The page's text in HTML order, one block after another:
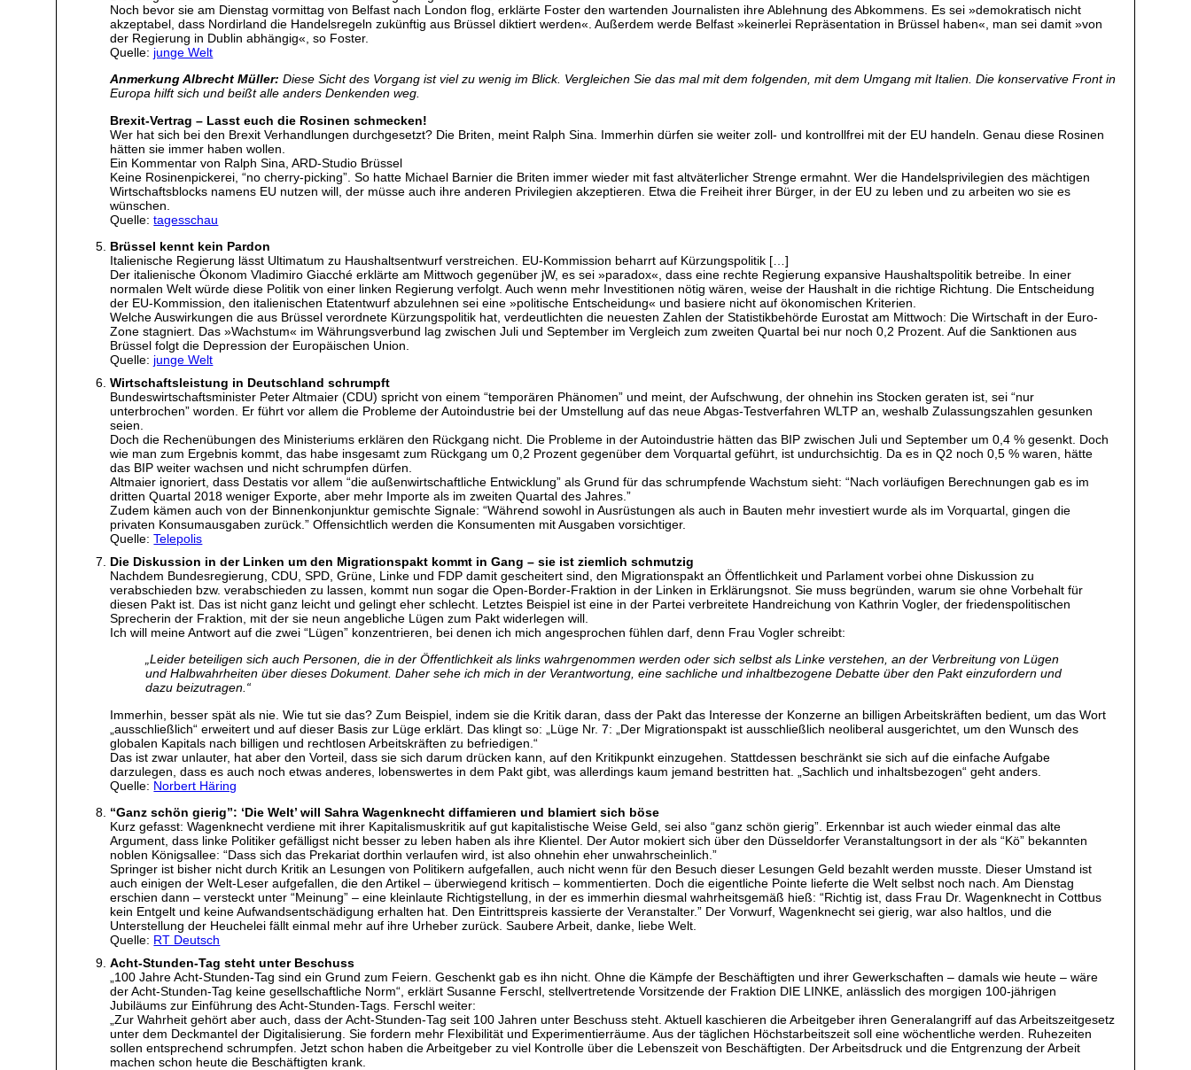
Noch bevor sie am Dienstag vormittag von Belfast nach London flog, erklärte Foster den wartenden Journalisten ihre Ablehnung des Abkommens. Es sei »demokratisch nicht
akzeptabel, dass Nordirland die Handelsregeln zukünftig aus Brüssel diktiert werden«. Außerdem werde Belfast »keinerlei Repräsentation in Brüssel haben«, man sei damit »von
der Regierung in Dublin abhängig«, so Foster.
Quelle: junge Welt
Anmerkung Albrecht Müller: Diese Sicht des Vorgang ist viel zu wenig im Blick. Vergleichen Sie das mal mit dem folgenden, mit dem Umgang mit Italien. Die konservative Front in
Europa hilft sich und beißt alle anders Denkenden weg.
Brexit-Vertrag – Lasst euch die Rosinen schmecken!
Wer hat sich bei den Brexit Verhandlungen durchgesetzt? Die Briten, meint Ralph Sina. Immerhin dürfen sie weiter zoll- und kontrollfrei mit der EU handeln. Genau diese Rosinen
hätten sie immer haben wollen.
Ein Kommentar von Ralph Sina, ARD-Studio Brüssel
Keine Rosinenpickerei, “no cherry-picking”. So hatte Michael Barnier die Briten immer wieder mit fast altväterlicher Strenge ermahnt. Wer die Handelsprivilegien des mächtigen
Wirtschaftsblocks namens EU nutzen will, der müsse auch ihre anderen Privilegien akzeptieren. Etwa die Freiheit ihrer Bürger, in der EU zu leben und zu arbeiten wo sie es
wünschen.
Quelle:tagesschau
Brüssel kennt kein Pardon
Italienische Regierung lässt Ultimatum zu Haushaltsentwurf verstreichen. EU-Kommission beharrt auf Kürzungspolitik […]
Der italienische Ökonom Vladimiro Giacché erklärte am Mittwoch gegenüber jW, es sei »paradox«, dass eine rechte Regierung expansive Haushaltspolitik betreibe. In einer
normalen Welt würde diese Politik von einer linken Regierung verfolgt. Auch wenn mehr Investitionen nötig wären, weise der Haushalt in die richtige Richtung. Die Entscheidung
der EU-Kommission, den italienischen Etatentwurf abzulehnen sei eine »politische Entscheidung« und basiere nicht auf ökonomischen Kriterien.
Welche Auswirkungen die aus Brüssel verordnete Kürzungspolitik hat, verdeutlichten die neuesten Zahlen der Statistikbehörde Eurostat am Mittwoch: Die Wirtschaft in der Euro-
Zone stagniert. Das »Wachstum« im Währungsverbund lag zwischen Juli und September im Vergleich zum zweiten Quartal bei nur noch 0,2 Prozent. Auf die Sanktionen aus
Brüssel folgt die Depression der Europäischen Union.
Quelle: junge Welt
Wirtschaftsleistung in Deutschland schrumpft
Bundeswirtschaftsminister Peter Altmaier (CDU) spricht von einem “temporären Phänomen” und meint, der Aufschwung, der ohnehin ins Stocken geraten ist, sei “nur
unterbrochen” worden. Er führt vor allem die Probleme der Autoindustrie bei der Umstellung auf das neue Abgas-Testverfahren WLTP an, weshalb Zulassungszahlen gesunken
seien.
Doch die Rechenübungen des Ministeriums erklären den Rückgang nicht. Die Probleme in der Autoindustrie hätten das BIP zwischen Juli und September um 0,4 % gesenkt. Doch
wie man zum Ergebnis kommt, das habe insgesamt zum Rückgang um 0,2 Prozent gegenüber dem Vorquartal geführt, ist undurchsichtig. Da es in Q2 noch 0,5 % waren, hätte
das BIP weiter wachsen und nicht schrumpfen dürfen.
Altmaier ignoriert, dass Destatis vor allem “die außenwirtschaftliche Entwicklung” als Grund für das schrumpfende Wachstum sieht: “Nach vorläufigen Berechnungen gab es im
dritten Quartal 2018 weniger Exporte, aber mehr Importe als im zweiten Quartal des Jahres.”
Zudem kämen auch von der Binnenkonjunktur gemischte Signale: “Während sowohl in Ausrüstungen als auch in Bauten mehr investiert wurde als im Vorquartal, gingen die
privaten Konsumausgaben zurück.” Offensichtlich werden die Konsumenten mit Ausgaben vorsichtiger.
Quelle:Telepolis
Die Diskussion in der Linken um den Migrationspakt kommt in Gang – sie ist ziemlich schmutzig
Nachdem Bundesregierung, CDU, SPD, Grüne, Linke und FDP damit gescheitert sind, den Migrationspakt an Öffentlichkeit und Parlament vorbei ohne Diskussion zu
verabschieden bzw. verabschieden zu lassen, kommt nun sogar die Open-Border-Fraktion in der Linken in Erklärungsnot. Sie muss begründen, warum sie ohne Vorbehalt für
diesen Pakt ist. Das ist nicht ganz leicht und gelingt eher schlecht. Letztes Beispiel ist eine in der Partei verbreitete Handreichung von Kathrin Vogler, der friedenspolitischen
Sprecherin der Fraktion, mit der sie neun angebliche Lügen zum Pakt widerlegen will.
Ich will meine Antwort auf die zwei “Lügen” konzentrieren, bei denen ich mich angesprochen fühlen darf, denn Frau Vogler schreibt:
„Leider beteiligen sich auch Personen, die in der Öffentlichkeit als links wahrgenommen werden oder sich selbst als Linke verstehen, an der Verbreitung von Lügen
und Halbwahrheiten über dieses Dokument. Daher sehe ich mich in der Verantwortung, eine sachliche und inhaltbezogene Debatte über den Pakt einzufordern und
dazu beizutragen.“
Immerhin, besser spät als nie. Wie tut sie das? Zum Beispiel, indem sie die Kritik daran, dass der Pakt das Interesse der Konzerne an billigen Arbeitskräften bedient, um das Wort
„ausschließlich“ erweitert und auf dieser Basis zur Lüge erklärt. Das klingt so: „Lüge Nr. 7: „Der Migrationspakt ist ausschließlich neoliberal ausgerichtet, um den Wunsch des
globalen Kapitals nach billigen und rechtlosen Arbeitskräften zu befriedigen.“
Das ist zwar unlauter, hat aber den Vorteil, dass sie sich darum drücken kann, auf den Kritikpunkt einzugehen. Stattdessen beschränkt sie sich auf die einfache Aufgabe
darzulegen, dass es auch noch etwas anderes, lobenswertes in dem Pakt gibt, was allerdings kaum jemand bestritten hat. „Sachlich und inhaltsbezogen“ geht anders.
Quelle: Norbert Häring
“Ganz schön gierig”: ‘Die Welt’ will Sahra Wagenknecht diffamieren und blamiert sich böse
Kurz gefasst: Wagenknecht verdiene mit ihrer Kapitalismuskritik auf gut kapitalistische Weise Geld, sei also “ganz schön gierig”. Erkennbar ist auch wieder einmal das alte
Argument, dass linke Politiker gefälligst nicht besser zu leben haben als ihre Klientel. Der Autor mokiert sich über den Düsseldorfer Veranstaltungsort in der als “Kö” bekannten
noblen Königsallee: “Dass sich das Prekariat dorthin verlaufen wird, ist also ohnehin eher unwahrscheinlich.”
Springer ist bisher nicht durch Kritik an Lesungen von Politikern aufgefallen, auch nicht wenn für den Besuch dieser Lesungen Geld bezahlt werden musste. Dieser Umstand ist
auch einigen der Welt-Leser aufgefallen, die den Artikel – überwiegend kritisch – kommentierten. Doch die eigentliche Pointe lieferte die Welt selbst noch nach. Am Dienstag
erschien dann – versteckt unter “Meinung” – eine kleinlaute Richtigstellung, in der es immerhin diesmal wahrheitsgemäß hieß: “Richtig ist, dass Frau Dr. Wagenknecht in Cottbus
kein Entgelt und keine Aufwandsentschädigung erhalten hat. Den Eintrittspreis kassierte der Veranstalter.” Der Vorwurf, Wagenknecht sei gierig, war also haltlos, und die
Unterstellung der Heuchelei fällt einmal mehr auf ihre Urheber zurück. Saubere Arbeit, danke, liebe Welt.
Quelle: RT Deutsch
Acht-Stunden-Tag steht unter Beschuss
„100 Jahre Acht-Stunden-Tag sind ein Grund zum Feiern. Geschenkt gab es ihn nicht. Ohne die Kämpfe der Beschäftigten und ihrer Gewerkschaften – damals wie heute – wäre
der Acht-Stunden-Tag keine gesellschaftliche Norm“, erklärt Susanne Ferschl, stellvertretende Vorsitzende der Fraktion DIE LINKE, anlässlich des morgigen 100-jährigen
Jubiläums zur Einführung des Acht-Stunden-Tags. Ferschl weiter:
„Zur Wahrheit gehört aber auch, dass der Acht-Stunden-Tag seit 100 Jahren unter Beschuss steht. Aktuell kaschieren die Arbeitgeber ihren Generalangriff auf das Arbeitszeitgesetz
unter dem Deckmantel der Digitalisierung. Sie fordern mehr Flexibilität und Experimentierräume. Aus der täglichen Höchstarbeitszeit soll eine wöchentliche werden. Ruhezeiten
sollen entsprechend schrumpfen. Jetzt schon haben die Arbeitgeber zu viel Kontrolle über die Lebenszeit von Beschäftigten. Der Arbeitsdruck und die Entgrenzung der Arbeit
machen schon heute die Beschäftigten krank.